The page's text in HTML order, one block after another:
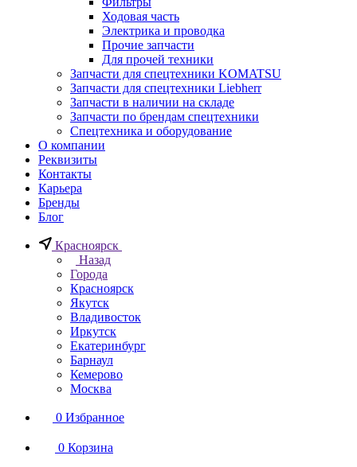
Ходовая часть
Электрика и проводка
Прочие запчасти
Для прочей техники
Запчасти для спецтехники KOMATSU
Запчасти для спецтехники Liebherr
Запчасти в наличии на складе
Запчасти по брендам спецтехники
Спецтехника и оборудование
О компании
Реквизиты
Контакты
Карьера
Бренды
Блог
Красноярск
Назад
Города
Красноярск
Якутск
Владивосток
Иркутск
Екатеринбург
Барнаул
Кемерово
Москва
0 Избранное
0 Корзина